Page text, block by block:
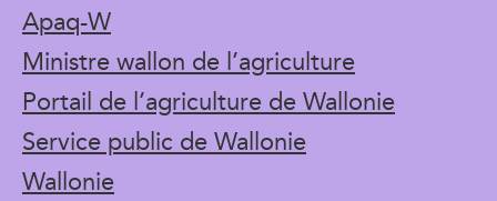
Apaq-W
Ministre wallon de l’agriculture
Portail de l’agriculture de Wallonie
Service public de Wallonie
Wallonie